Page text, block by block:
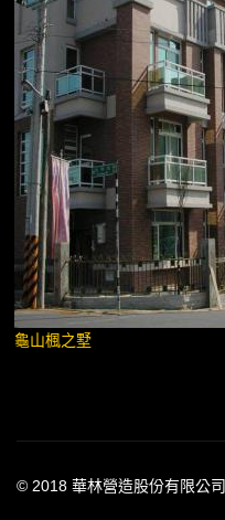
龜山楓之墅
© 2018 華林營造股份有限公司.